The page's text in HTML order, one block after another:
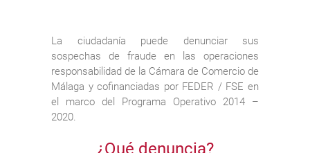
La ciudadanía puede denunciar sus
sospechas de fraude en las operaciones
responsabilidad de la Cámara de Comercio de
Málaga y cofinanciadas por FEDER / FSE en
el marco del Programa Operativo 2014 –
2020.
¿Qué denuncia?